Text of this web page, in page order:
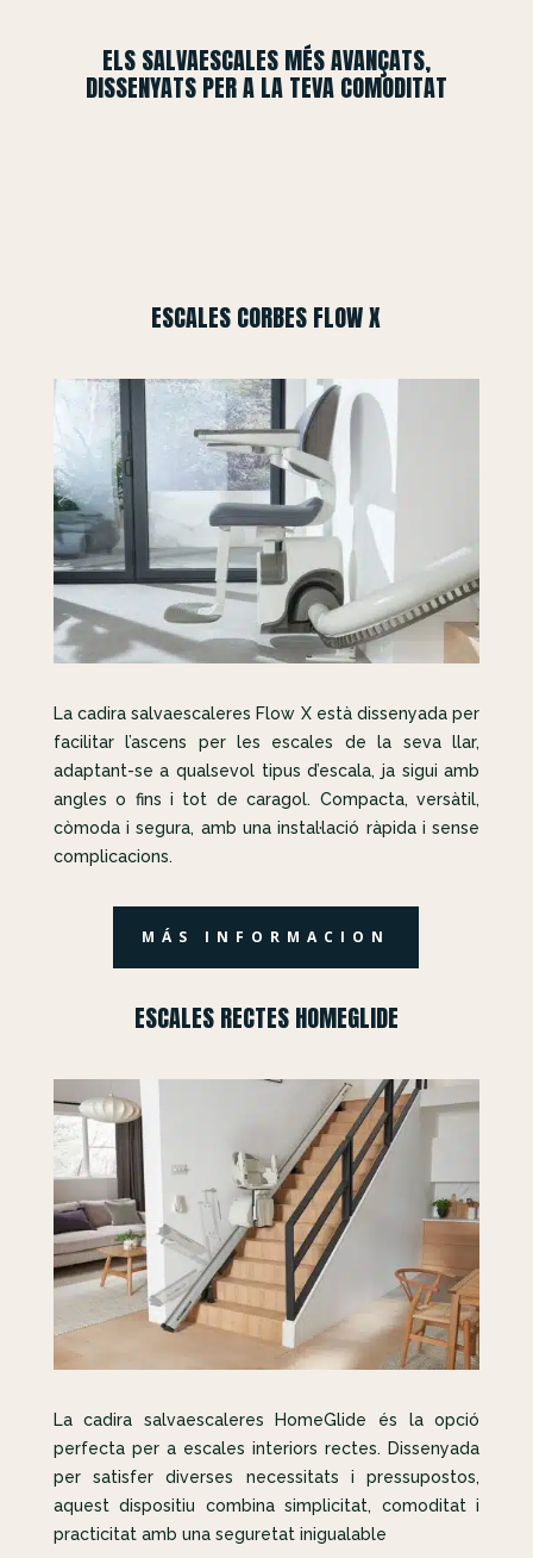
ELS SALVAESCALES MÉS AVANÇATS,
DISSENYATS PER A LA TEVA COMODITAT
ESCALES CORBES FLOW X
La cadira salvaescaleres Flow X està dissenyada per
facilitar l’ascens per les escales de la seva llar,
adaptant-se a qualsevol tipus d’escala, ja sigui amb
angles o fins i tot de caragol. Compacta, versàtil,
còmoda i segura, amb una instal·lació ràpida i sense
complicacions.
MÁS INFORMACION
ESCALES RECTES HOMEGLIDE
La cadira salvaescaleres HomeGlide és la opció
perfecta per a escales interiors rectes. Dissenyada
per satisfer diverses necessitats i pressupostos,
aquest dispositiu combina simplicitat, comoditat i
practicitat amb una seguretat inigualable